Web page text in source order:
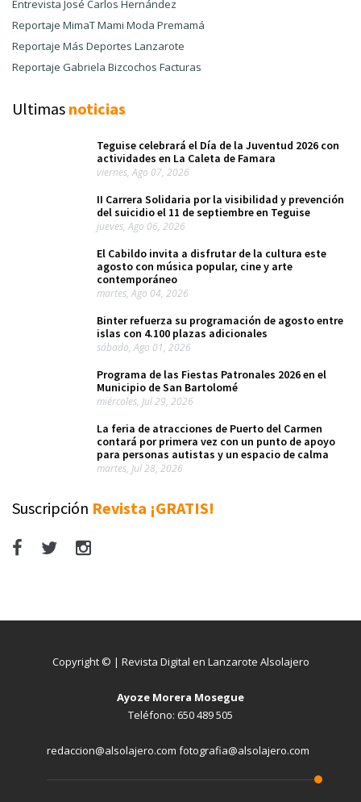
Entrevista José Carlos Hernández
Reportaje MimaT Mami Moda Premamá
Reportaje Más Deportes Lanzarote
Reportaje Gabriela Bizcochos Facturas
Ultimas noticias
Teguise celebrará el Día de la Juventud 2026 con
actividades en La Caleta de Famara
viernes, Ago 07, 2026
II Carrera Solidaria por la visibilidad y prevención
del suicidio el 11 de septiembre en Teguise
jueves, Ago 06, 2026
El Cabildo invita a disfrutar de la cultura este
agosto con música popular, cine y arte
contemporáneo
martes, Ago 04, 2026
Binter refuerza su programación de agosto entre
islas con 4.100 plazas adicionales
sábado, Ago 01, 2026
Programa de las Fiestas Patronales 2026 en el
Municipio de San Bartolomé
miércoles, Jul 29, 2026
La feria de atracciones de Puerto del Carmen
contará por primera vez con un punto de apoyo
para personas autistas y un espacio de calma
martes, Jul 28, 2026
Suscripción Revista ¡GRATIS!
Copyright © | Revista Digital en Lanzarote Alsolajero
Ayoze Morera Mosegue
Teléfono: 650 489 505
redaccion@alsolajero.com fotografia@alsolajero.com